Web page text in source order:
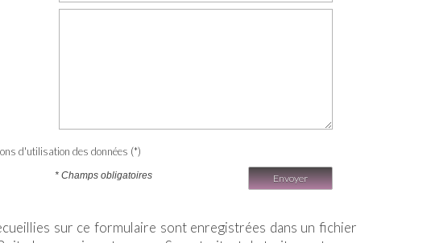
d'utilisation des données (*)
Envoyer
* Champs obligatoires
sur ce formulaire sont enregistrées dans un fichier